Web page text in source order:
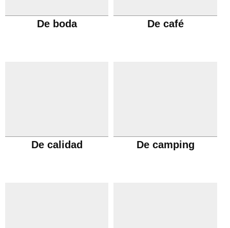
De boda De café
De calidad De camping